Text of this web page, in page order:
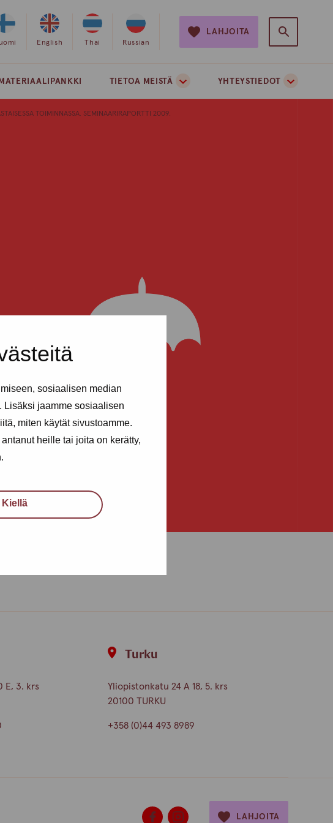
sosiaalisen median
Lisäksi jaamme sosiaalisen
miten käytät sivustoamme.
heille tai joita on kerätty,
Kiellä
Valitse
English
Valitse
Thai
Valitse
Russian
LAHJOITA
MATERIAALIPANKKI TIETOA MEISTÄ YHTEYSTIEDOT
TOIMINNASSA. SEMINAARIRAPORTTI 2009.
E, 3. krs
Turku
Yliopistonkatu 24 A 18, 5. krs
20100 TURKU
+358 (0)44 493 8989
LAHJOITA